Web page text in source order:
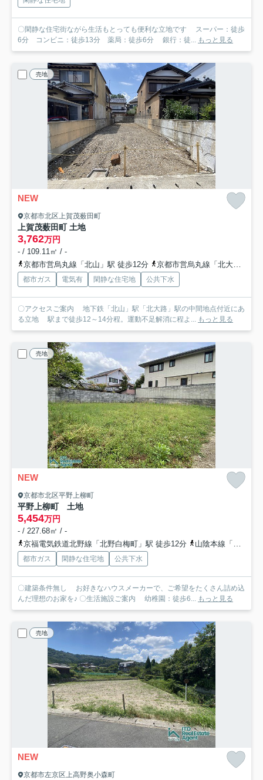
〇閑静な住宅街ながら生活もとっても便利な立地です スーパー：徒歩
6分 コンビニ：徒歩13分 薬局：徒歩6分 銀行：徒... もっと見る
売地
NEW
京都市北区上賀茂薮田町
上賀茂薮田町 土地
3,762万円
- / 109.11㎡ / -
京都市営烏丸線「北山」駅 徒歩12分
京都市営烏丸線「北大路」駅 バス5分 京都市営バス「上賀茂橋」 停歩6分
都市ガス 電気有 閑静な住宅地 公共下水
〇アクセスご案内 地下鉄「北山」駅「北大路」駅の中間地点付近にあ
る立地 駅まで徒歩12～14分程。運動不足解消に程よ... もっと見る
売地
NEW
京都市北区平野上柳町
平野上柳町 土地
5,454万円
- / 227.68㎡ / -
京福電気鉄道北野線「北野白梅町」駅 徒歩12分
山陰本線「円町」駅 バス9分 京都市営バス「桜木町（京都府）」 停歩3分
都市ガス 閑静な住宅地 公共下水
〇建築条件無し お好きなハウスメーカーで、ご希望をたくさん詰め込
んだ理想のお家を♪ 〇生活施設ご案内 幼稚園：徒歩6... もっと見る
売地
NEW
京都市左京区上高野奥小森町